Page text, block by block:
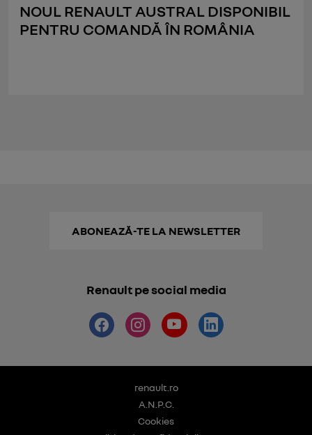
NOUL RENAULT AUSTRAL DISPONIBIL
PENTRU COMANDĂ ÎN ROMÂNIA
ABONEAZĂ-TE LA NEWSLETTER
Renault pe social media
renault.ro
A.N.P.C.
Cookies